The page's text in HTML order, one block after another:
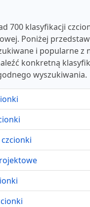
700 klasyfikacji
Poniżej
i popularne z
konkretną
wyszukiwania.